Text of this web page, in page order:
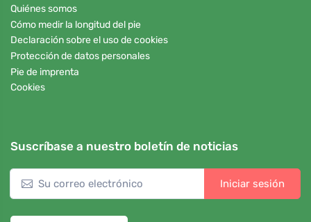
Quiénes somos
Cómo medir la longitud del pie
Declaración sobre el uso de cookies
Protección de datos personales
Pie de imprenta
Cookies
Suscríbase a nuestro boletín de noticias
Iniciar sesión